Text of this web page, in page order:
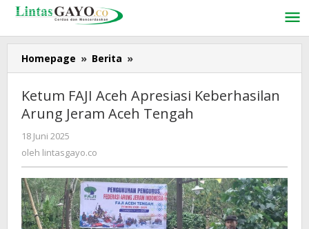
Lewati
konten
Homepage » Berita »
FAJI
Apresiasi
Keberhasilan
Ketum FAJI Aceh Apresiasi Keberhasilan
Arung Jeram Aceh Tengah
18 Juni 2025
lintasgayo.co
oleh lintasgayo.co